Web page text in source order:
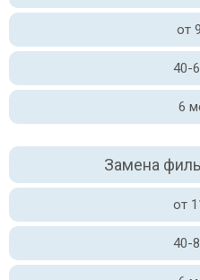
от
40-
6
Замена
от
40-